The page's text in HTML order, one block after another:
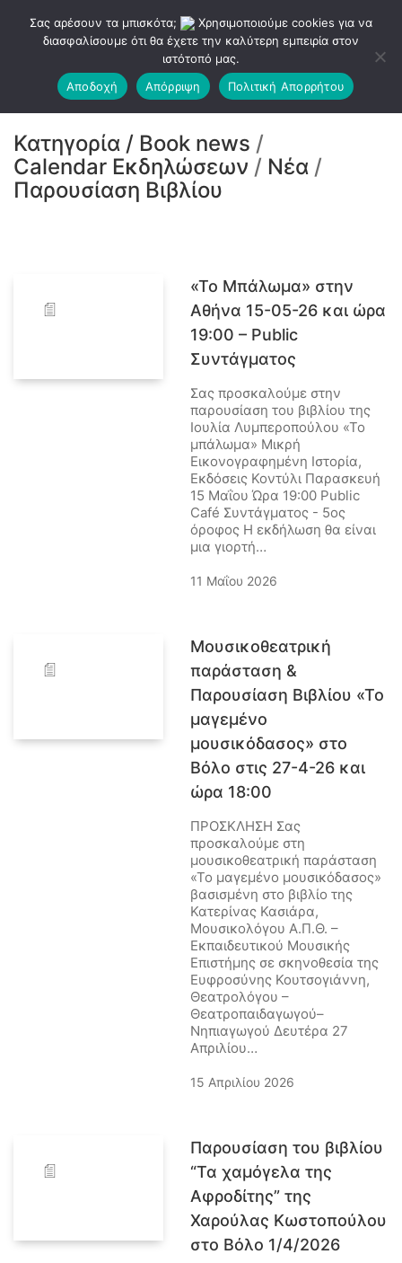
Κατηγορία / Book news /
Calendar Εκδηλώσεων / Νέα /
Παρουσίαση Βιβλίου
«Το Μπάλωμα» στην
Αθήνα 15-05-26 και ώρα
19:00 – Public
Συντάγματος
Σας προσκαλούμε στην
παρουσίαση του βιβλίου της
Ιουλία Λυμπεροπούλου «Το
μπάλωμα» Μικρή
Εικονογραφημένη Ιστορία,
Εκδόσεις Κοντύλι Παρασκευή
15 Μαΐου Ώρα 19:00 Public
Café Συντάγματος - 5ος
όροφος Η εκδήλωση θα είναι
μια γιορτή…
11 Μαΐου 2026
Μουσικοθεατρική
παράσταση &
Παρουσίαση Βιβλίου «Το
μαγεμένο
μουσικόδασος» στο
Βόλο στις 27-4-26 και
ώρα 18:00
ΠΡΟΣΚΛΗΣΗ Σας
προσκαλούμε στη
μουσικοθεατρική παράσταση
«Το μαγεμένο μουσικόδασος»
βασισμένη στο βιβλίο της
Κατερίνας Κασιάρα,
Μουσικολόγου Α.Π.Θ. –
Εκπαιδευτικού Μουσικής
Επιστήμης σε σκηνοθεσία της
Ευφροσύνης Κουτσογιάννη,
Θεατρολόγου –
Θεατροπαιδαγωγού–
Νηπιαγωγού Δευτέρα 27
Απριλίου…
15 Απριλίου 2026
Παρουσίαση του βιβλίου
“Τα χαμόγελα της
Αφροδίτης” της
Χαρούλας Κωστοπούλου
στο Βόλο 1/4/2026
Σας αρέσουν τα μπισκότα;
Χρησιμοποιούμε cookies για να
διασφαλίσουμε ότι θα έχετε την καλύτερη εμπειρία στον
ιστότοπό μας.
Αποδοχή
Απόρριψη Πολιτική Απορρήτου